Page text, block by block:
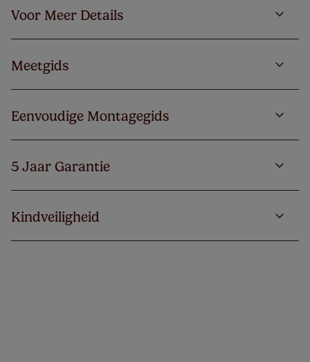
Voor Meer Details
Meetgids
Eenvoudige Montagegids
5 Jaar Garantie
Kindveiligheid